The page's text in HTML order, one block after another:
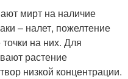
мирт на наличие
– налет, пожелтение
на них. Для
растение
низкой концентрации.